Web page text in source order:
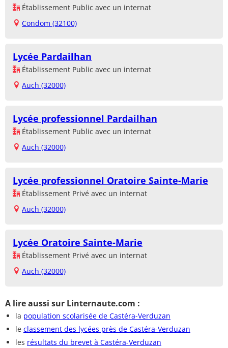
Établissement Public avec un internat
Condom (32100)
Lycée Pardailhan
Établissement Public avec un internat
Auch (32000)
Lycée professionnel Pardailhan
Établissement Public avec un internat
Auch (32000)
Lycée professionnel Oratoire Sainte-Marie
Établissement Privé avec un internat
Auch (32000)
Lycée Oratoire Sainte-Marie
Établissement Privé avec un internat
Auch (32000)
A lire aussi sur Linternaute.com :
la population scolarisée de Castéra-Verduzan
le classement des lycées près de Castéra-Verduzan
les résultats du brevet à Castéra-Verduzan